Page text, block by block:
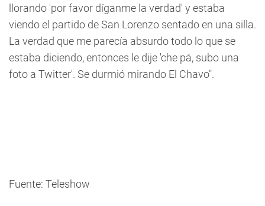
llorando 'por favor díganme la verdad' y estaba
viendo el partido de San Lorenzo sentado en una silla.
La verdad que me parecía absurdo todo lo que se
estaba diciendo, entonces le dije 'che pá, subo una
foto a Twitter'. Se durmió mirando El Chavo".
Fuente: Teleshow